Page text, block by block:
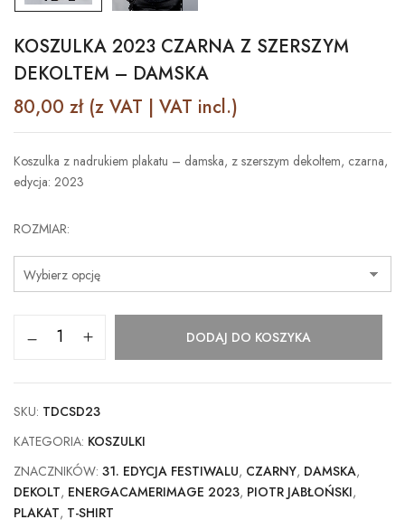
KOSZULKA 2023 CZARNA Z SZERSZYM
DEKOLTEM – DAMSKA
80,00 zł(z VAT | VAT incl.)
Koszulka z nadrukiem plakatu – damska, z szerszym dekoltem, czarna,
edycja: 2023
ROZMIAR
DODAJ DO KOSZYKA
SKU: TDCSD23
KATEGORIA: KOSZULKI
ZNACZNIKÓW: 31. EDYCJA FESTIWALU, CZARNY, DAMSKA,
DEKOLT, ENERGACAMERIMAGE 2023, PIOTR JABŁOŃSKI,
PLAKAT, T-SHIRT